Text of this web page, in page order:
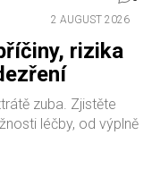
2 AUGUST 2026
rizika
zuba. Zjistěte
léčby, od výplně